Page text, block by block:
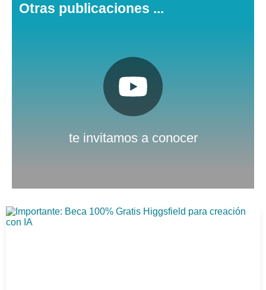
Otras publicaciones ...
te invitamos a conocer
Pulsa aquí